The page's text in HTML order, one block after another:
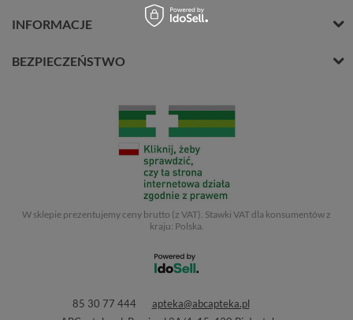
INFORMACJE
BEZPIECZEŃSTWO
W sklepie prezentujemy ceny brutto (z VAT). Stawki VAT dla konsumentów z
kraju: Polska.
85 30 77 444
apteka@abcapteka.pl